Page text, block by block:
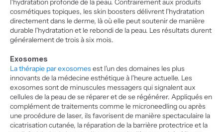
l'hydratation profonde de la peau. Contrairement aux produits
cosmétiques topiques, les skin boosters délivrent l'hydratation
directement dans le derme, là où elle peut soutenir de manière
durable l'hydratation et le rebondi de la peau. Les résultats durent
généralement de trois à six mois.
Exosomes
La thérapie par exosomes est l'un des domaines les plus
innovants de la médecine esthétique à l'heure actuelle. Les
exosomes sont de minuscules messagers qui signalent aux
cellules de la peau de se réparer et de se régénérer. Appliqués en
complément de traitements comme le microneedling ou après
une procédure de laser, ils favorisent de manière spectaculaire la
cicatrisation cutanée, la réparation de la barrière protectrice et la